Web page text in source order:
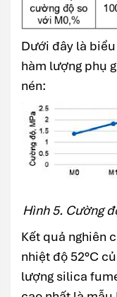
Dưới đây là
hàm lượng phụ
nén:
Hình 5. Cường
Kết quả nghiên
nhiệt độ 52°C
lượng silica